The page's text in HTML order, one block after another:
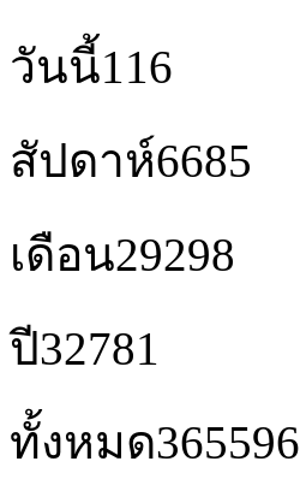
วันนี้116
สัปดาห์6685
เดือน29298
ปี32781
ทั้งหมด365596